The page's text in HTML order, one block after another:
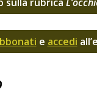
e accedi